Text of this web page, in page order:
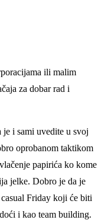
ili malim
za dobar rad i
je i sami uvedite u svoj
oprobanom taktikom
papirića ko kome
jelke. Dobro je da je
Friday koji će biti
i kao team building.